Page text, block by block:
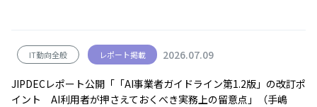
IT動向全般 レポート掲載 2026.07.09
JIPDECレポート公開「「AI事業者ガイドライン第1.2版」の改訂ポ
イント AI利用者が押さえておくべき実務上の留意点」（手嶋